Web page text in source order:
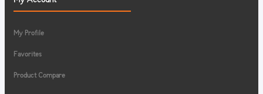
My Profile
Favorites
Product Compare